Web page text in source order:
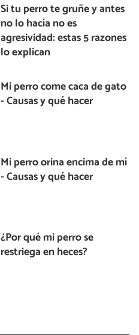
Si tu perro te gruñe y antes
no lo hacía no es
agresividad: estas 5 razones
lo explican
Mi perro come caca de gato
- Causas y qué hacer
Mi perro orina encima de mí
- Causas y qué hacer
¿Por qué mi perro se
restriega en heces?